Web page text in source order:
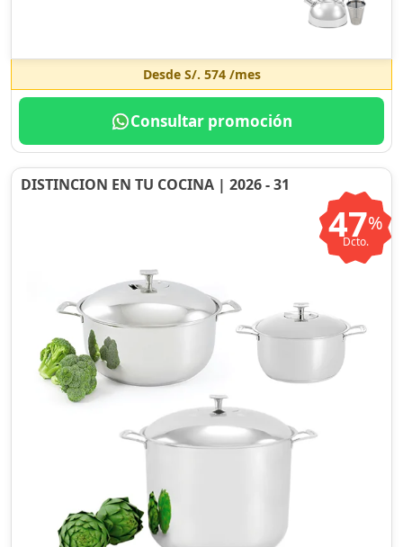
Desde S/. 574/mes
Consultar promoción
DISTINCION EN TU COCINA | 2026 - 31
47%
Dcto.